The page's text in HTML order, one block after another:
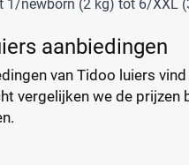
1/newborn (2 kg) tot 6/XXL
aanbiedingen
van Tidoo luiers
vergelijken we de